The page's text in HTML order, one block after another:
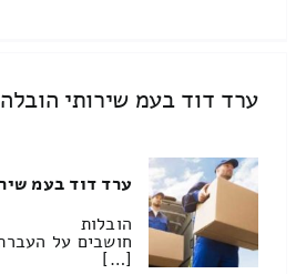
ערד דוד בעמ שירותי הובלה
ערד דוד בעמ
הובלות
חושבים על
[…]